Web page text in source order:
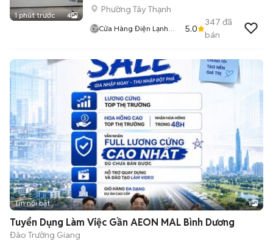
1 phút trước 4
Phường Tây Thạnh
Cửa Hàng Điện Lạnh
5.0
347 đã
bán
Tin nổi bật 1
Tuyển Dụng Làm Việc Gần AEON MAL Bình Dương
Đào Trường Giang